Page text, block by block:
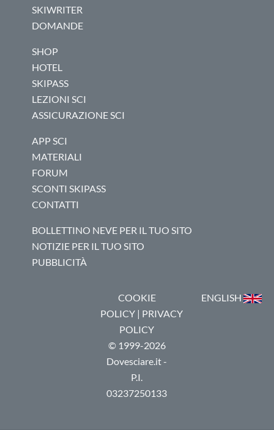
SKIWRITER
DOMANDE
SHOP
HOTEL
SKIPASS
LEZIONI SCI
ASSICURAZIONE SCI
APP SCI
MATERIALI
FORUM
SCONTI SKIPASS
CONTATTI
BOLLETTINO NEVE PER IL TUO SITO
NOTIZIE PER IL TUO SITO
PUBBLICITÀ
COOKIE
POLICY| PRIVACY
POLICY
© 1999-2026
Dovesciare.it -
P.I.
03237250133
ENGLISH